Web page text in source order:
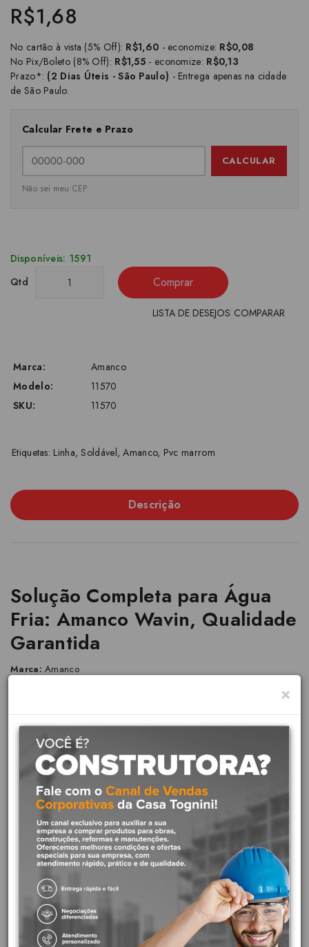
R$1,68
No cartão à vista (5% Off): R$1,60 - economize: R$0,08
No Pix/Boleto (8% Off): R$1,55 - economize: R$0,13
Prazo*: (2 Dias Úteis - São Paulo) - Entrega apenas na cidade
de São Paulo.
Calcular Frete e Prazo
CALCULAR
Não sei meu CEP
Disponíveis: 1591
Qtd
Comprar
LISTA DE DESEJOS COMPARAR
Marca:
Amanco
Modelo:
11570
SKU:
11570
Etiquetas: Linha,Soldável,Amanco, Pvc marrom
Descrição
Solução Completa para Água
Fria: Amanco Wavin, Qualidade
Garantida
Marca: Amanco
conexões em PVC, projetado para condução de água fria em
instalações prediais, comerciais e industriais. Reconhecida pela
qualidade e durabilidade.
Aplicações:
Sistema predial de distribuição de água fria, instalações de água fria
permanentes e embutidas em paredes ou aparentes em locais
cobertos e protegidos de intempéries, aplicada em instalações de
rede de água predial em residências, comércio e indústrias.
Benefícios:
Rapidez e facilidade na execução das juntas soldáveis;
Material leve, de fácil transporte, estocagem e manuseio;
Resistente para instalações de água fria;
Vida útil projetada: 50 anos
Características principais:
×